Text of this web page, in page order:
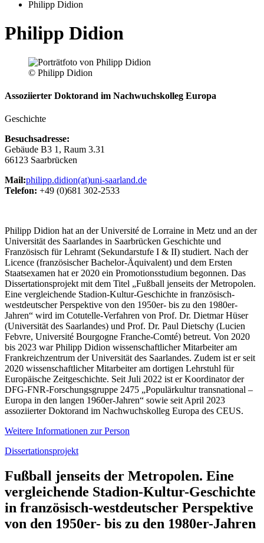
Philipp Didion
Philipp Didion
© Philipp Didion
Assoziierter Doktorand im Nachwuchskolleg Europa
Geschichte
Besuchsadresse:
Gebäude B3 1, Raum 3.31
66123 Saarbrücken
Mail:philipp.didion(at)uni-saarland.de
Telefon: +49 (0)681 302-2533
Philipp Didion hat an der Université de Lorraine in Metz und an der
Universität des Saarlandes in Saarbrücken Geschichte und
Französisch für Lehramt (Sekundarstufe I & II) studiert. Nach der
Licence (französischer Bachelor-Äquivalent) und dem Ersten
Staatsexamen hat er 2020 ein Promotionsstudium begonnen. Das
Dissertationsprojekt mit dem Titel „Fußball jenseits der Metropolen.
Eine vergleichende Stadion-Kultur-Geschichte in französisch-
westdeutscher Perspektive von den 1950er- bis zu den 1980er-
Jahren“ wird im Cotutelle-Verfahren von Prof. Dr. Dietmar Hüser
(Universität des Saarlandes) und Prof. Dr. Paul Dietschy (Lucien
Febvre, Université Bourgogne Franche-Comté) betreut. Von 2020
bis 2023 war Philipp Didion wissenschaftlicher Mitarbeiter am
Frankreichzentrum der Universität des Saarlandes. Zudem ist er seit
2020 wissenschaftlicher Mitarbeiter am dortigen Lehrstuhl für
Europäische Zeitgeschichte. Seit Juli 2022 ist er Koordinator der
DFG-FNR-Forschungsgruppe 2475 „Populärkultur transnational –
Europa in den langen 1960er-Jahren“ sowie seit April 2023
assoziierter Doktorand im Nachwuchskolleg Europa des CEUS.
Weitere Informationen zur Person
Dissertationsprojekt
Fußball jenseits der Metropolen. Eine
vergleichende Stadion-Kultur-Geschichte
in französisch-westdeutscher Perspektive
von den 1950er- bis zu den 1980er-Jahren